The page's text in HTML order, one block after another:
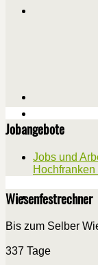
Jobangebote
Jobs und
Wiesenfestrechner
Bis zum Selber
337 Tage